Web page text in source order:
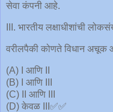
सेवा कंपनी आहे.
III. भारतीय लक्षाधीशांची
वरीलपैकी कोणते विधान अचूक
(A) I आणि II
(B) I आणि III
(C) II आणि III
(D) केवळ III✅✅